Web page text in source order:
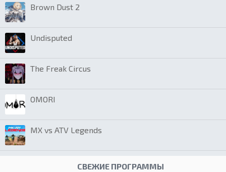
Brown Dust 2
Undisputed
The Freak Circus
OMORI
MX vs ATV Legends
СВЕЖИЕ ПРОГРАММЫ